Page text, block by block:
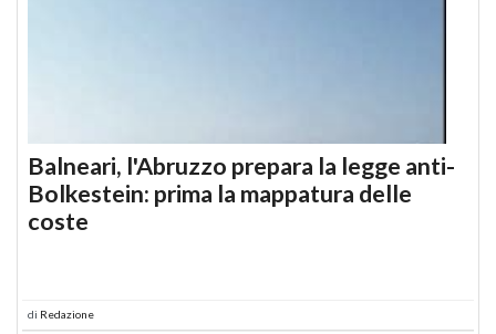
Balneari, l'Abruzzo prepara la legge anti-
Bolkestein: prima la mappatura delle
coste
di Redazione